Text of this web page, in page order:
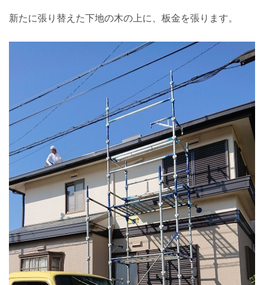
新たに張り替えた下地の木の上に、板金を張ります。